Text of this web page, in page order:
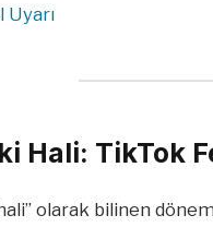
Uyarı
Hali: TikTok
olarak bilinen